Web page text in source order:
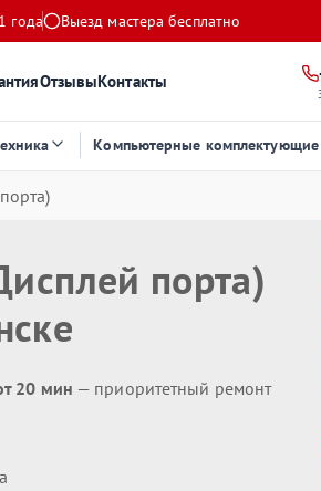
года Выезд мастера бесплатно
ОтзывыКонтакты
Компьютерные комплектующие
порта)
20 мин — приоритетный ремонт